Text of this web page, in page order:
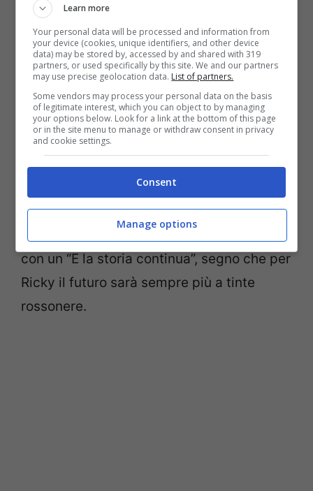
deciso di omaggiare il ritrovamento del
suo campione attraverso le pagine della
Gazzetta dello Sport, pubblicando un
immagine del giocatore festante in mezzo
alla scritta del famigerato coro a lui
dedicatogli dai tifosi della Sud:
“Siamo
venuti fin qua per vedere segnare Kakà!”.
Non potevano mancare, inoltre, anche i
ringraziamenti da parte della società, che
ha deciso di chiudere il proprio pensiero
con un “E la storia continua”, segno che per
Ricky il futuro sarà sempre più a tinte
rossonere.
Learn more
Your personal data will be processed and information from
your device (cookies, unique identifiers, and other device
data) may be stored by, accessed by and shared with 319
partners, or used specifically by this site. We and our partners
may use precise geolocation data. List of partners.
Some vendors may process your personal data on the basis
of legitimate interest, which you can object to by managing
your options below. Look for a link at the bottom of this page
or in the site menu to manage or withdraw consent in privacy
and cookie settings.
Consent
Manage options